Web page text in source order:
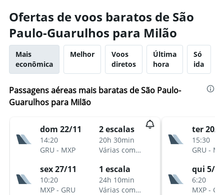
Ofertas de voos baratos de São
Paulo-Guarulhos para Milão
Mais
econômica
Melhor
Voos
diretos
Última
hora
Só
ida
Passagens aéreas mais baratas de São Paulo-
Guarulhos para Milão
dom 22/11
14:20
GRU - MXP
2 escalas
20h 30min
Várias companhias aéreas
sex 27/11
10:20
MXP - GRU
1 escala
24h 10min
Várias companhias aéreas
ter 20/
15:30
GRU -
qui 5/11
6:20
MXP -